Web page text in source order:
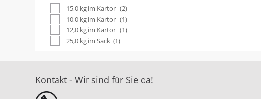
15,0 kg im Karton (2)
10,0 kg im Karton (1)
12,0 kg im Karton (1)
25,0 kg im Sack (1)
Kontakt - Wir sind für Sie da!